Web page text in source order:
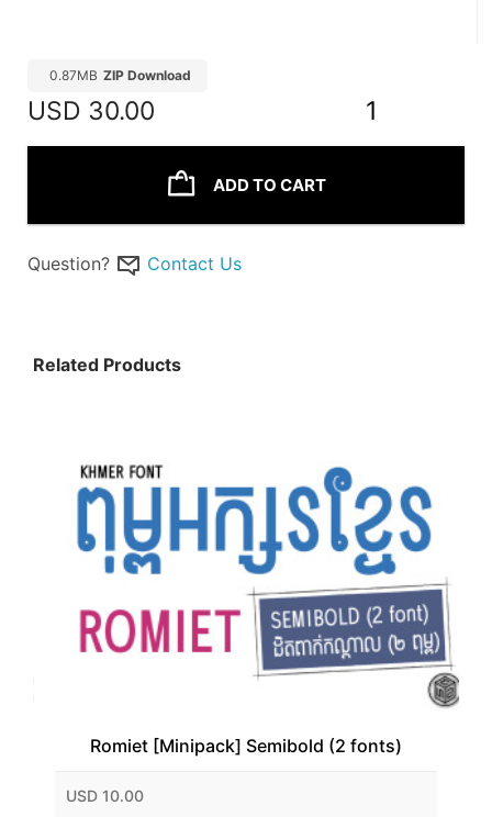
0.87MB ZIP Download
USD 30.00 1
ADD TO CART
Question? Contact Us
Related Products
Romiet [Minipack] Semibold (2 fonts)
USD 10.00